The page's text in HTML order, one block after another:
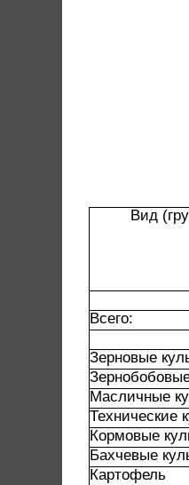
Вид
Всего:
Зерновые
Масличные
Технические
Кормовые
Бахчевые
Картофель